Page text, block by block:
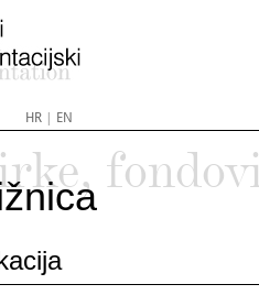
HR| EN
fondovi